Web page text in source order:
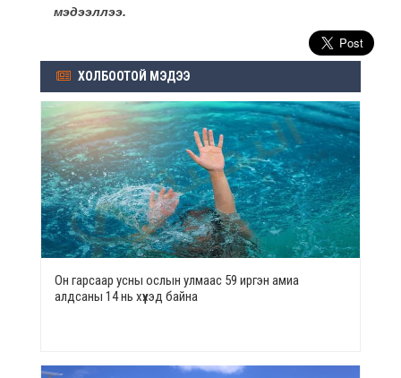
мэдээллээ.
ХОЛБООТОЙ МЭДЭЭ
Он гарсаар усны ослын улмаас 59 иргэн амиа
алдсаны 14 нь хүүхэд байна